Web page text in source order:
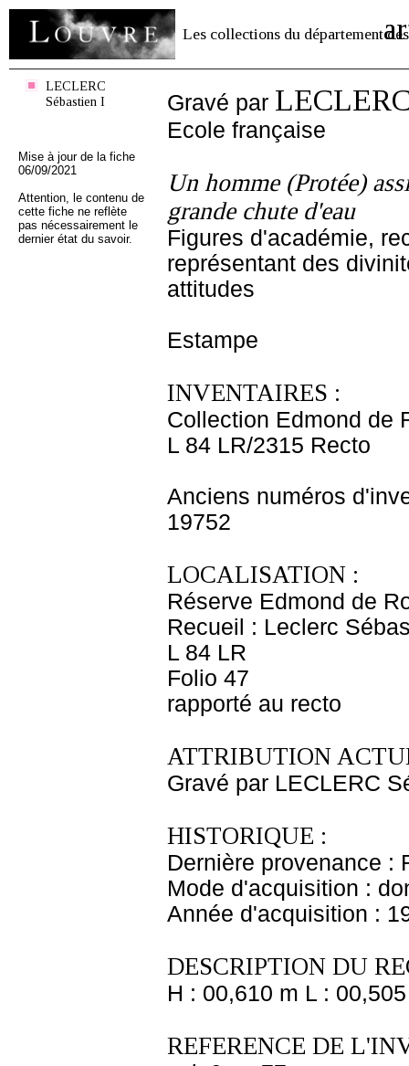
Les collections du département des
LECLERC
Sébastien I
Mise à jour de la fiche
06/09/2021
Attention, le contenu de
cette fiche ne reflète
pas nécessairement le
dernier état du savoir.
Gravé par
Ecole française
Un homme (Protée)
grande chute d'eau
Figures d'académie,
représentant des
attitudes
Estampe
INVENTAIRES :
Collection Edmond de
L 84 LR/2315 Recto
Anciens numéros
19752
LOCALISATION :
Réserve Edmond de
Recueil : Leclerc
L 84 LR
Folio 47
rapporté au recto
ATTRIBUTION
Gravé par LECLERC
HISTORIQUE :
Dernière provenance :
Mode d'acquisition :
Année d'acquisition :
DESCRIPTION DU
H : 00,610 m L :
REFERENCE DE